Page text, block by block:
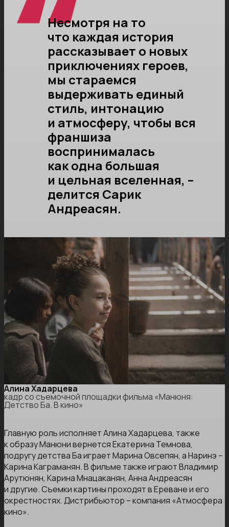
Несмотря на то
что каждая история
рассказывает о новых
приключениях героев,
мы стараемся
выдерживать единый
стиль, интонацию
и атмосферу, чтобы вся
франшиза
воспринималась
как одна большая
и цельная вселенная, –
делится Сарик
Андреасян.
Алина Хадарцева
кадр со съемочной площадки фильма «Манюня:
Детство Ба. В кино»
Главную роль исполняет Алина Хадарцева, также
к образу Манюни вернется Екатерина Темнова,
подругу детства Ба играет Марина Овсепян, а Наринэ –
Карина Каграманян. В фильме также играют Владимир
Арутюнян, Карина Мнацаканян, Анна Андреасян
и другие. Съемки картины проходят в Ереване и его
окрестностях. Дистрибьютор – компания «Атмосфера
кино».